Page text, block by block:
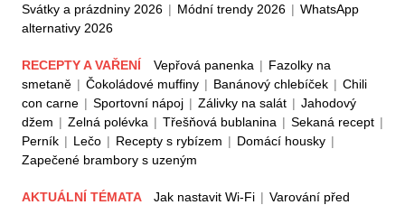
Svátky a prázdniny 2026 | Módní trendy 2026 | WhatsApp
alternativy 2026
RECEPTY A VAŘENÍ Vepřová panenka | Fazolky na
smetaně | Čokoládové muffiny | Banánový chlebíček | Chili
con carne | Sportovní nápoj | Zálivky na salát | Jahodový
džem | Zelná polévka | Třešňová bublanina | Sekaná recept |
Perník | Lečo | Recepty s rybízem | Domácí housky |
Zapečené brambory s uzeným
AKTUÁLNÍ TÉMATA Jak nastavit Wi-Fi | Varování před